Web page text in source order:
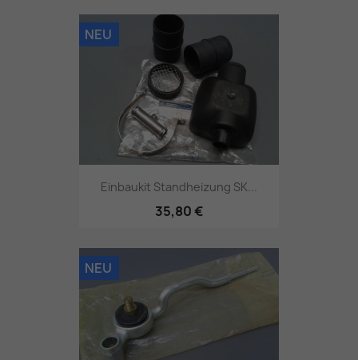
Einbaukit Standheizung SK...
35,80 €
NEU
NEU